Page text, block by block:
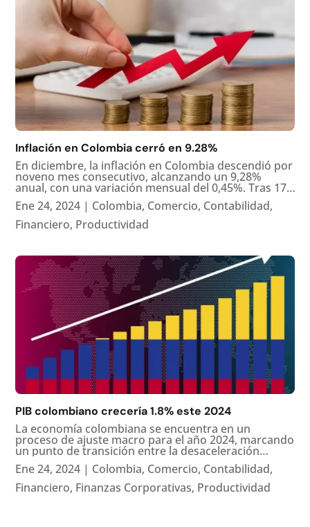
Inflación en Colombia cerró en 9.28%
Ene 24, 2024 | Colombia, Comercio, Contabilidad,
Financiero, Productividad
En diciembre, la inflación en Colombia descendió por
noveno mes consecutivo, alcanzando un 9,28%
anual, con una variación mensual del 0,45%. Tras 17
meses de cifras de dos dígitos, el IPC tuvo su pico en
marzo de 2023. A pesar de la disminución, algunas
áreas como transporte y alimentos mostraron
aumentos debido a incrementos en gasolina e
moderación anual, anticipando un descenso hasta
aproximadamente el 6% en 2024.
PIB colombiano crecería 1.8% este 2024
Ene 24, 2024 | Colombia, Comercio, Contabilidad,
Financiero, Finanzas Corporativas, Productividad
La economía colombiana se encuentra en un
proceso de ajuste macro para el año 2024, marcando
un punto de transición entre la desaceleración
experimentada el año pasado y un período de
recuperación en el futuro cercano. Diversos
informes macroeconómicos de entidades...